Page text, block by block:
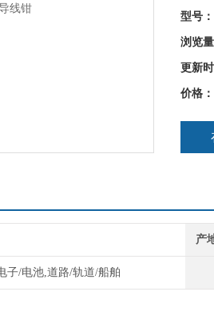
※模具
※单回
回路
※户
施工Z
※工具
型号：
浏览量
更新
价格：
产
子/电池,道路/轨道/船舶